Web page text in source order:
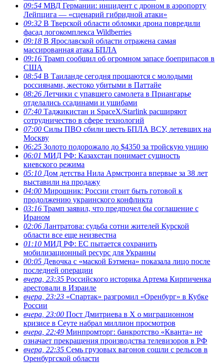
09:54 МВД Германии: инцидент с дроном в аэропорту
Лейпцига — «сценарий гибридной атаки»
09:32 В Тверской области обломки дрона повредили
фасад логокомплекса Wildberries
09:18 В Ярославской области отражена самая
массированная атака БПЛА
09:16 Трамп сообщил об огромном запасе боеприпасов в
США
08:54 В Таиланде сегодня прощаются с молодыми
россиянами, жестоко убитыми в Паттайе
08:26 Летчики с упавшего самолета в Приангарье
отделались ссадинами и ушибами
07:40 Таджикистан и SpaceX/Starlink расширяют
сотрудничество в сфере технологий
07:00 Силы ПВО сбили шесть БПЛА ВСУ, летевших на
Москву
06:25 Золото подорожало до $4350 за тройскую унцию
06:01 МИД РФ: Казахстан понимает сущность
киевского режима
05:10 Дом детства Нила Армстронга впервые за 38 лет
выставили на продажу
04:00 Мирошник: России стоит быть готовой к
продолжению украинского конфликта
03:16 Трамп заявил, что предпочел бы соглашение с
Ираном
02:06 Лантратова: судьба сотни жителей Курской
области все еще неизвестна
01:10 МИД РФ: ЕС пытается сохранить
мобилизационный ресурс для Украины
00:05 Девочка с «маской Бэтмена» показала лицо после
последней операции
вчера, 23:35 Российского историка Артема Кирпиченка
арестовали в Израиле
вчера, 23:23 «Спартак» разгромил «Оренбург» в Кубке
России
вчера, 23:00 Пост Дмитриева в X о миграционном
кризисе в Сеуте набрал миллион просмотров
вчера, 22:49 Минпромторг: банкротство «Кванта» не
означает прекращения производства телевизоров в РФ
вчера, 22:35 Семь грузовых вагонов сошли с рельсов в
Оренбургской области